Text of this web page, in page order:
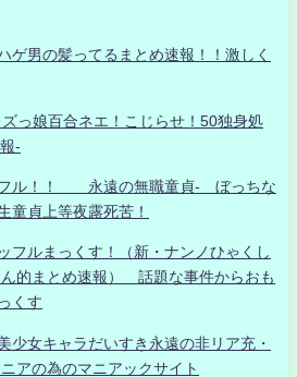
ゲ男の髪ってるまとめ速報！！激しく
っ娘百合ネエ！こじらせ！50独身処
-
フル！！ 永遠の無職童貞- ぼっちな
童貞上等夜露死苦！
フルまっくす！（新・ナンノひゃくし
的まとめ速報） 話題な事件からおも
くす
少女キャラだいすき永遠の非リア充・
アの為のマニアックサイト